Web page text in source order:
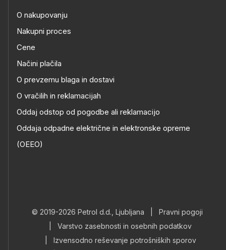
O nakupovanju
Nakupni proces
Cene
Načini plačila
O prevzemu blaga in dostavi
O vračilih in reklamacijah
Oddaj odstop od pogodbe ali reklamacijo
Oddaja odpadne električne in elektronske opreme
(OEEO)
© 2019-2026 Petrol d.d., Ljubljana
Pravni pogoji
Varstvo zasebnosti in osebnih podatkov
Izvensodno reševanje potrošniških sporov